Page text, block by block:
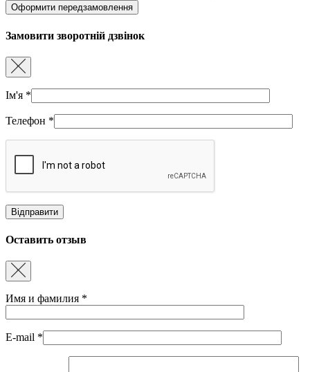
Замовити зворотній дзвінок
Ім'я *
Телефон *
Оставить отзыв
Имя и фамилия *
E-mail *